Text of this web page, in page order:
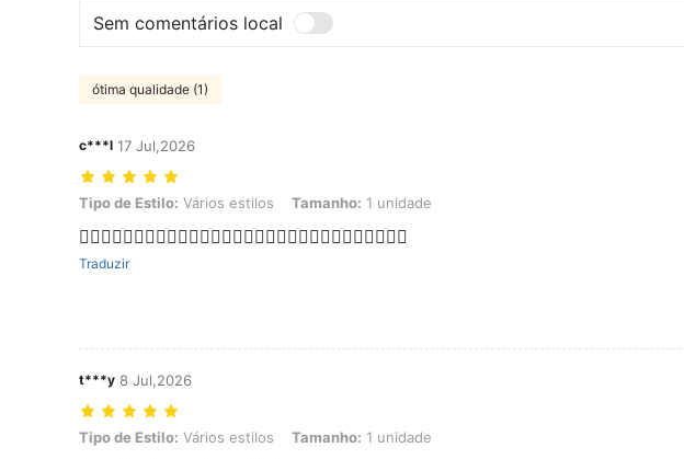
Sem comentários local
ótima qualidade (1)
c***l 17 Jul,2026
Tipo de Estilo: Vários estilos, Tamanho: 1 unidade
Tipo de Estilo: Vários estilos Tamanho: 1 unidade
👍🏻👍🏻👍🏻👍🏻👍🏻👍🏻👍🏻👍🏻👍🏻👍🏻👍🏻👍🏻👍🏻👍🏻👍🏻
Traduzir
t***y 8 Jul,2026
Tipo de Estilo: Vários estilos, Tamanho: 1 unidade
Tipo de Estilo: Vários estilos Tamanho: 1 unidade